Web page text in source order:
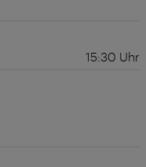
15:30 Uhr